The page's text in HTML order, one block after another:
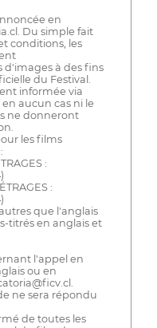
en
Du simple fait
conditions, les
à des fins
du Festival.
informée via
aucun cas ni le
ne donneront
les films
:
:
que l'anglais
titrés en anglais et
l'appel en
ou en
ne sera répondu
de toutes les